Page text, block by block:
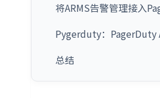
将ARMS告警管理接入
Pygerduty：PagerDuty
总结